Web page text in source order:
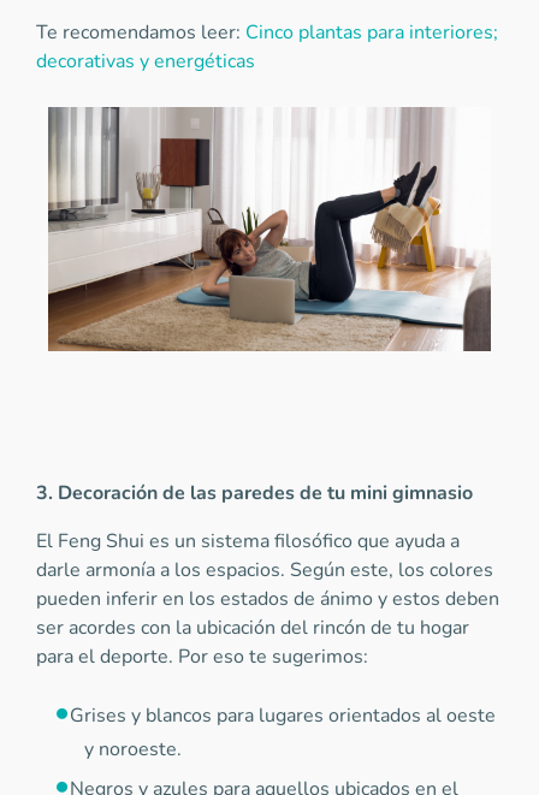
Te recomendamos leer: Cinco plantas para interiores;
decorativas y energéticas
3. Decoración de las paredes de tu mini gimnasio
El Feng Shui es un sistema filosófico que ayuda a
darle armonía a los espacios. Según este, los colores
pueden inferir en los estados de ánimo y estos deben
ser acordes con la ubicación del rincón de tu hogar
para el deporte. Por eso te sugerimos:
Grises y blancos para lugares orientados al oeste
y noroeste.
Negros y azules para aquellos ubicados en el